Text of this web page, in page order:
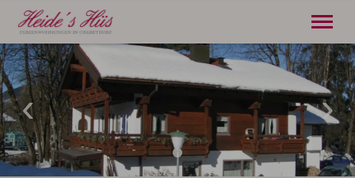
21. bis 28. August
2 Erwachsene
Startseite
Ferienwohnungen